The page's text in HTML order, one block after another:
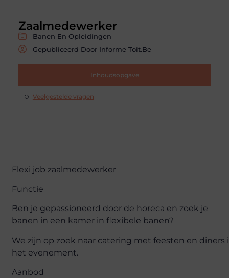
Zaalmedewerker
Banen En Opleidingen
Gepubliceerd Door Informe Toit.be
Inhoudsopgave
Veelgestelde vragen
Flexi job zaalmedewerker
Functie
Ben je gepassioneerd door de horeca en zoek je
banen in een kamer in flexibele banen?
We zijn op zoek naar catering met feesten en diners
het evenement.
Aanbod